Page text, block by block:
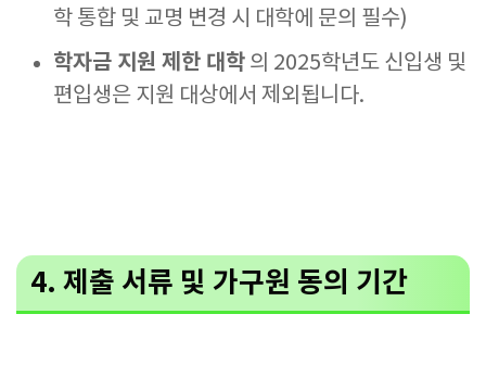
학 통합 및 교명 변경 시 대학에 문의 필수)
학자금 지원 제한 대학 의 2025학년도 신입생 및
편입생은 지원 대상에서 제외됩니다.
4. 제출 서류 및 가구원 동의 기간